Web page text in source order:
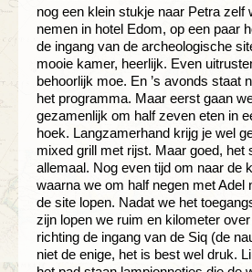
nog een klein stukje naar Petra zelf
nemen in hotel Edom, op een paar
de ingang van de archeologische
mooie kamer, heerlijk. Even
behoorlijk moe. En ’s avonds staat
het programma. Maar eerst gaan
gezamenlijk om half zeven eten in
hoek. Langzamerhand krijg je wel
mixed grill met rijst. Maar goed, het
allemaal. Nog even tijd om naar de
waarna we om half negen met Adel
de site lopen. Nadat we het
zijn lopen we ruim en kilometer
richting de ingang van de Siq (de
niet de enige, het is best wel druk.